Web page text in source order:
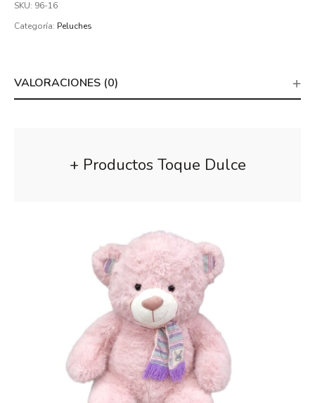
SKU: 96-16
Categoría: Peluches
VALORACIONES (0)
+ Productos Toque Dulce